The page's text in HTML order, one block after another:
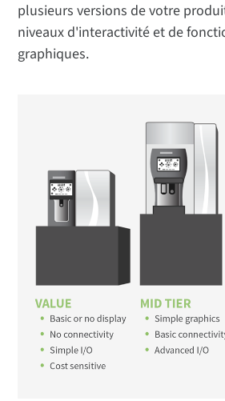
plusieurs versions de votre
niveaux d'interactivité et de
graphiques.